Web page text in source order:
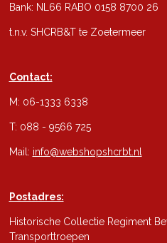
Bank: NL66 RABO 0158 8700 26
t.n.v. SHCRB&T te Zoetermeer
Contact:
M: 06-1333 6338
T: 088 - 9566 725
Mail: info@webshopshcrbt.nl
Postadres:
Historische Collectie Regiment
Transporttroepen